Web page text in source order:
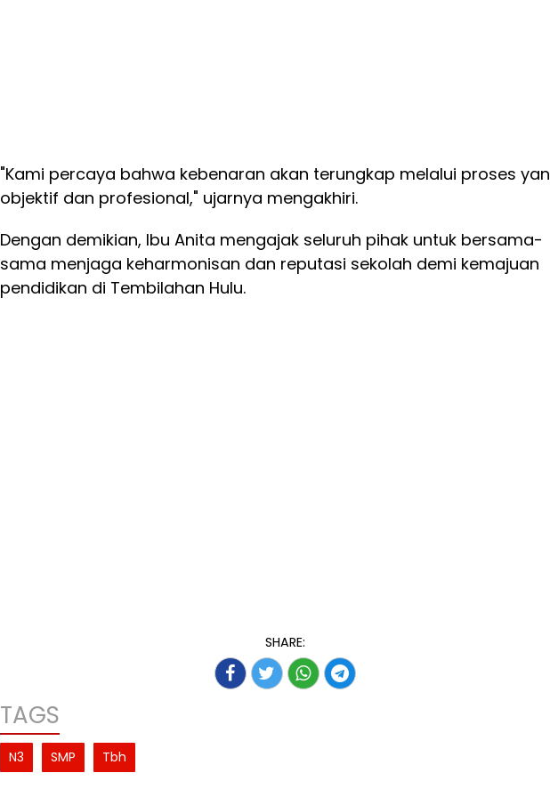
"Kami percaya bahwa kebenaran akan terungkap melalui proses
objektif dan profesional," ujarnya mengakhiri.
Dengan demikian, Ibu Anita mengajak seluruh pihak untuk bersama-
sama menjaga keharmonisan dan reputasi sekolah demi kemajuan
pendidikan di Tembilahan Hulu.
SHARE:
TAGS
N3 SMP Tbh